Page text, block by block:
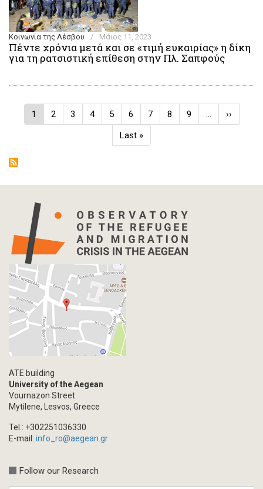
Κοινωνία της Λέσβου / Μάιος 11, 2023
Πέντε χρόνια μετά και σε «τιμή ευκαιρίας» η δίκη
για τη ρατσιστική επίθεση στην Πλ. Σαπφούς
Σελιδοποίηση
Τρέχουσα
σελίδα
1 Σελίδα
2 Σελίδα
3 Σελίδα
4 Σελίδα
5 Σελίδα
6 Σελίδα
7 Σελίδα
8 Σελίδα
9 …
Next
page
››
Last
page
Last »
ATE building
University of the Aegean
Vournazon Street
Mytilene, Lesvos, Greece
Tel.: +302251036330
E-mail: info_ro@aegean.gr
Follow our Research